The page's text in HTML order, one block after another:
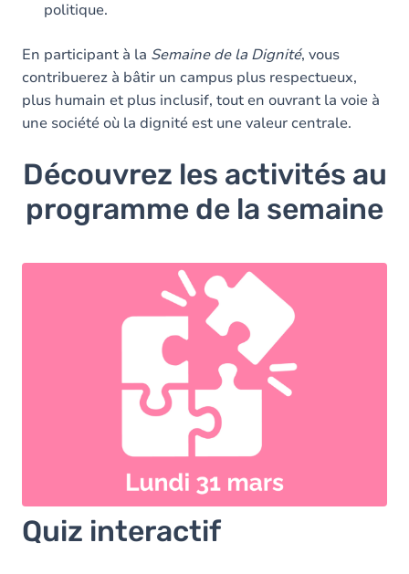
politique.​
En participant à la Semaine de la Dignité, vous
contribuerez à bâtir un campus plus respectueux,
plus humain et plus inclusif, tout en ouvrant la voie à
une société où la dignité est une valeur centrale.​
Découvrez les activités au
programme de la semaine
Quiz interactif